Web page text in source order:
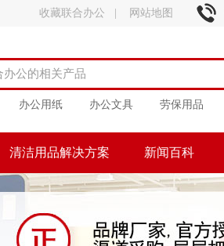
收藏联合办公 网站地图
办公用纸 办公文具 劳保用品
清洁用品解决方案 新闻百科